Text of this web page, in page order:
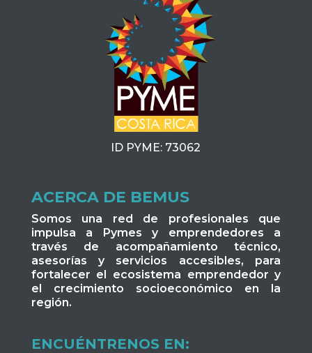
ID PYME: 73062
ACERCA DE BEMUS
Somos una red de profesionales que
impulsa a Pymes y emprendedores a
través de acompañamiento técnico,
asesorías y servicios accesibles, para
fortalecer el ecosistema emprendedor y
el crecimiento socioeconómico en la
región.
ENCUÉNTRENOS EN: